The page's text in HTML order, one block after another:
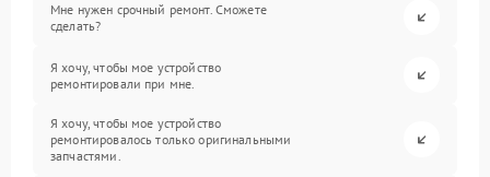
Мне нужен срочный ремонт. Сможете
сделать?
Я хочу, чтобы мое устройство
ремонтировали при мне.
Я хочу, чтобы мое устройство
ремонтировалось только оригинальными
запчастями.